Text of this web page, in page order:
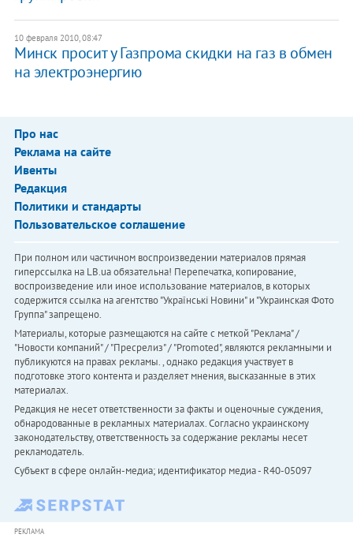
10 февраля 2010, 08:47
Минск просит у Газпрома скидки на газ в обмен
на электроэнергию
Про нас
Реклама на сайте
Ивенты
Редакция
Политики и стандарты
Пользовательское соглашение
При полном или частичном воспроизведении материалов прямая
гиперссылка на LB.ua обязательна! Перепечатка, копирование,
воспроизведение или иное использование материалов, в которых
содержится ссылка на агентство "Українськi Новини" и "Украинская Фото
Группа" запрещено.
Материалы, которые размещаются на сайте с меткой "Реклама" /
"Новости компаний" / "Пресрелиз" / "Promoted", являются рекламными и
публикуются на правах рекламы. , однако редакция участвует в
подготовке этого контента и разделяет мнения, высказанные в этих
материалах.
Редакция не несет ответственности за факты и оценочные суждения,
обнародованные в рекламных материалах. Согласно украинскому
законодательству, ответственность за содержание рекламы несет
рекламодатель.
Субъект в сфере онлайн-медиа; идентификатор медиа - R40-05097
РЕКЛАМА